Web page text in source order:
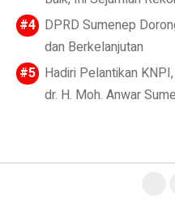
DPRD Sumenep
dan Berkelanjutan
Hadiri Pelantikan
dr. H. Moh. Anwar